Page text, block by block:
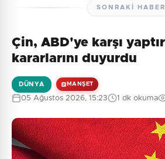
SONRAKI HABER
Çin, ABD'ye karşı
kararlarını duyurdu
DÜNYA MANŞET
05 Ağustos 2026, 15:23 1 dk okuma